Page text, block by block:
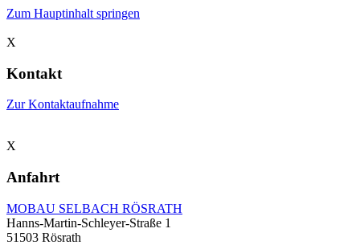
Zum Hauptinhalt springen
X
Kontakt
Zur Kontaktaufnahme
X
Anfahrt
MOBAU SELBACH RÖSRATH
Hanns-Martin-Schleyer-Straße 1
51503 Rösrath